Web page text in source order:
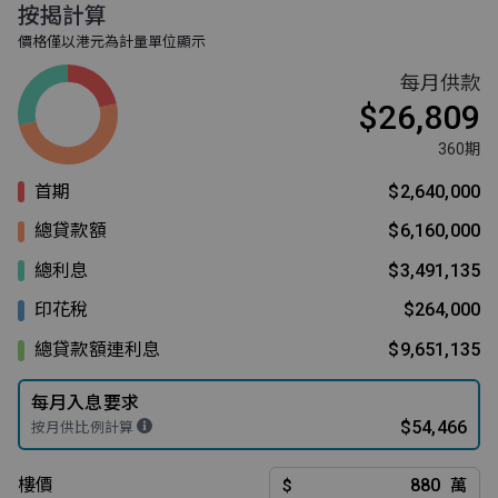
按揭計算
價格僅以港元為計量單位顯示
每月供款
$26,809
360期
首期
$2,640,000
總貸款額
$6,160,000
總利息
$3,491,135
印花稅
$264,000
總貸款額連利息
$9,651,135
每月入息要求
按月供比例計算 $54,466
樓價 $ 萬